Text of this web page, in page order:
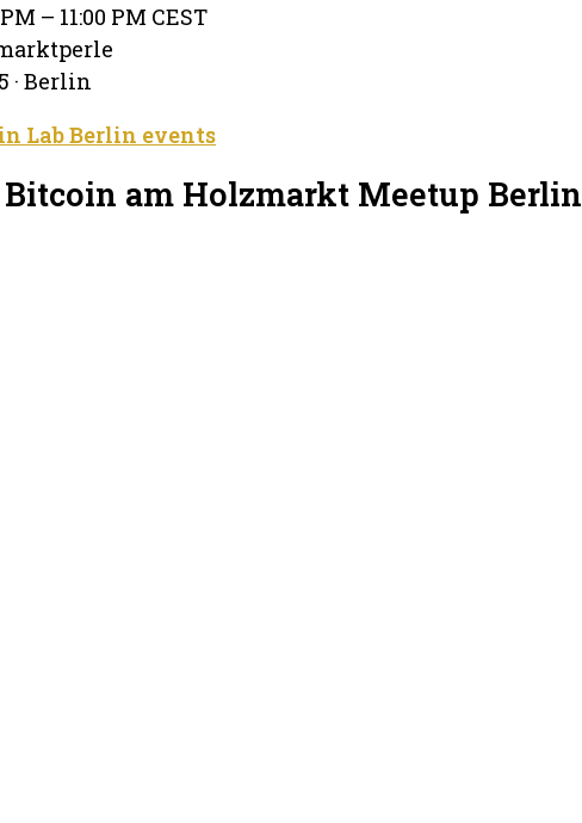
– 11:00 PM CEST
· Berlin
Lab Berlin events
am Holzmarkt Meetup Berlin